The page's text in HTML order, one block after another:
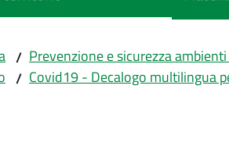
/ Prevenzione e sicurezza
/ Covid19 - Decalogo multilingua